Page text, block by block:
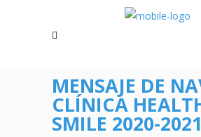
MENSAJE DE
CLÍNICA
SMILE 2020-2021